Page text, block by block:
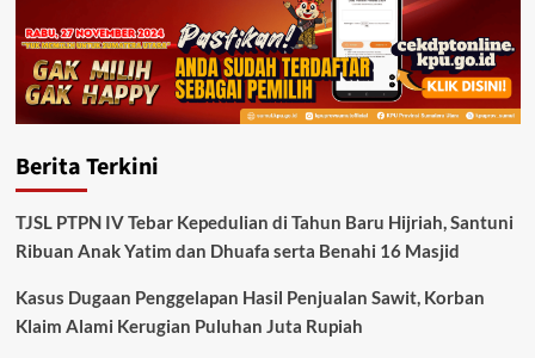
Berita Terkini
TJSL PTPN IV Tebar Kepedulian di Tahun Baru Hijriah, Santuni
Ribuan Anak Yatim dan Dhuafa serta Benahi 16 Masjid
Kasus Dugaan Penggelapan Hasil Penjualan Sawit, Korban
Klaim Alami Kerugian Puluhan Juta Rupiah